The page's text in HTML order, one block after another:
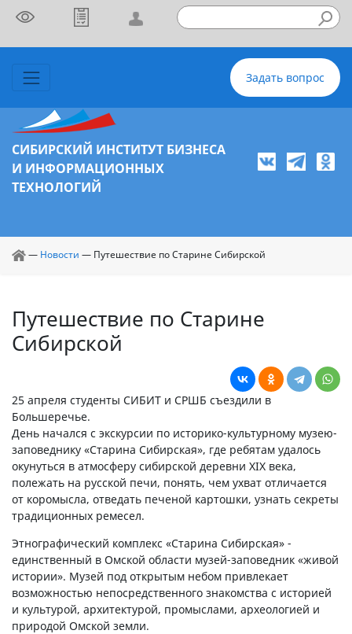
Задать вопрос
СИБИРСКИЙ ИНСТИТУТ БИЗНЕСА
И ИНФОРМАЦИОННЫХ
ТЕХНОЛОГИЙ
— Новости — Путешествие по Старине Сибирской
Путешествие по Старине
Сибирской
25 апреля студенты СИБИТ и СРШБ съездили в
Большеречье.
День начался с экскурсии по историко-культурному музею-
заповеднику «Старина Сибирская», где ребятам удалось
окунуться в атмосферу сибирской деревни XIX века,
полежать на русской печи, понять, чем ухват отличается
от коромысла, отведать печеной картошки, узнать секреты
традиционных ремесел.
Этнографический комплекс «Старина Сибирская» -
единственный в Омской области музей-заповедник «живой
истории». Музей под открытым небом привлекает
возможностью непосредственного знакомства с историей
и культурой, архитектурой, промыслами, археологией и
природой Омской земли.